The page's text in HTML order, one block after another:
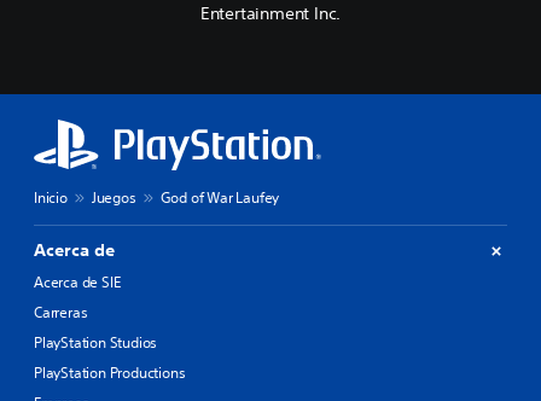
Entertainment Inc.
Inicio Juegos God of War Laufey
Acerca de
Acerca de SIE
Carreras
PlayStation Studios
PlayStation Productions